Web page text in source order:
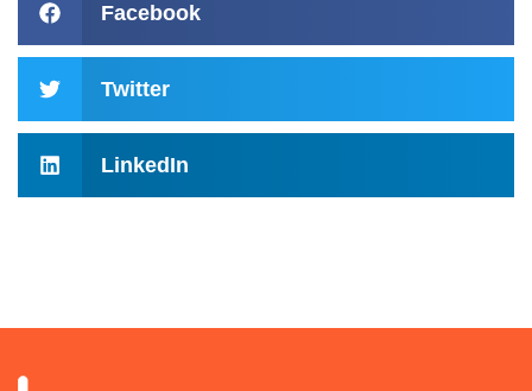
Facebook
Twitter
LinkedIn